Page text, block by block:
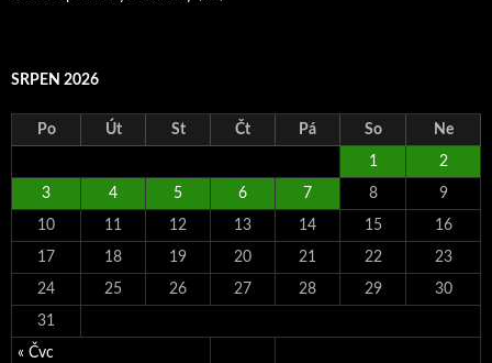
SRPEN 2026
Po Út St Čt Pá So Ne
« Čvc
1 2
3 4 5 6 7 8 9
10 11 12 13 14 15 16
17 18 19 20 21 22 23
24 25 26 27 28 29 30
31